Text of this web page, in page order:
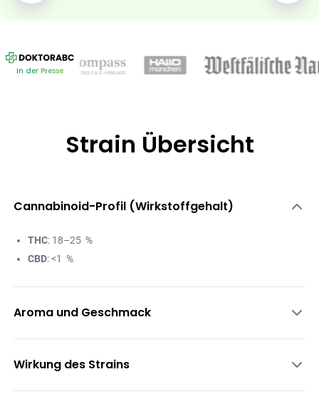
In der Presse
Strain Übersicht
Cannabinoid-Profil (Wirkstoffgehalt)
THC: 18–25 %
CBD: <1 %
Aroma und Geschmack
Fruchtig
Wirkung des Strains